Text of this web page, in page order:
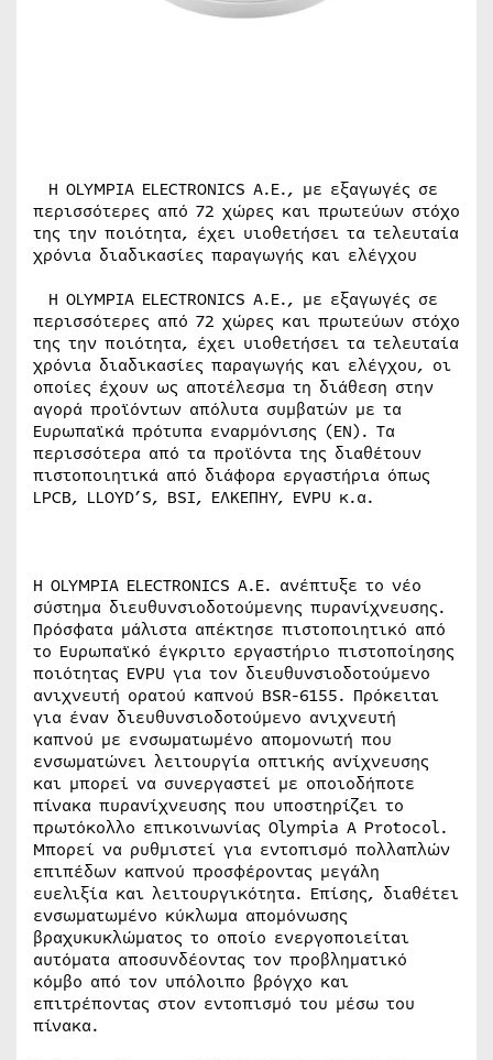
Η OLYMPIA ELECTRONICS A.E., με εξαγωγές σε
περισσότερες από 72 χώρες και πρωτεύων στόχο
της την ποιότητα, έχει υιοθετήσει τα τελευταία
χρόνια διαδικασίες παραγωγής και ελέγχου
Η OLYMPIA ELECTRONICS A.E., με εξαγωγές σε
περισσότερες από 72 χώρες και πρωτεύων στόχο
της την ποιότητα, έχει υιοθετήσει τα τελευταία
χρόνια διαδικασίες παραγωγής και ελέγχου, οι
οποίες έχουν ως αποτέλεσμα τη διάθεση στην
αγορά προϊόντων απόλυτα συμβατών με τα
Ευρωπαϊκά πρότυπα εναρμόνισης (ΕΝ). Τα
περισσότερα από τα προϊόντα της διαθέτουν
πιστοποιητικά από διάφορα εργαστήρια όπως
LPCB, LLOYD’S, BSI, ΕΛΚΕΠΗΥ, EVPU κ.α.
Η OLYMPIA ELECTRONICS A.E. ανέπτυξε το νέο
σύστημα διευθυνσιοδοτούμενης πυρανίχνευσης.
Πρόσφατα μάλιστα απέκτησε πιστοποιητικό από
το Ευρωπαϊκό έγκριτο εργαστήριο πιστοποίησης
ποιότητας EVPU για τον διευθυνσιοδοτούμενο
ανιχνευτή ορατού καπνού BSR-6155. Πρόκειται
για έναν διευθυνσιοδοτούμενο ανιχνευτή
καπνού με ενσωματωμένο απομονωτή που
ενσωματώνει λειτουργία οπτικής ανίχνευσης
και μπορεί να συνεργαστεί με οποιοδήποτε
πίνακα πυρανίχνευσης που υποστηρίζει το
πρωτόκολλο επικοινωνίας Olympia A Protocol.
Μπορεί να ρυθμιστεί για εντοπισμό πολλαπλών
επιπέδων καπνού προσφέροντας μεγάλη
ευελιξία και λειτουργικότητα. Επίσης, διαθέτει
ενσωματωμένο κύκλωμα απομόνωσης
βραχυκυκλώματος το οποίο ενεργοποιείται
αυτόματα αποσυνδέοντας τον προβληματικό
κόμβο από τον υπόλοιπο βρόγχο και
επιτρέποντας στον εντοπισμό του μέσω του
πίνακα.